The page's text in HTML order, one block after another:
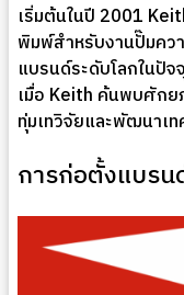
เริ่มต้นในปี 2001
พิมพ์สำหรับงานปั๊มคว
แบรนด์ระดับโลกในปั
เมื่อ Keith ค้นพบศักย
ทุ่มเทวิจัยและพัฒนาเท
การก่อตั้งแบร